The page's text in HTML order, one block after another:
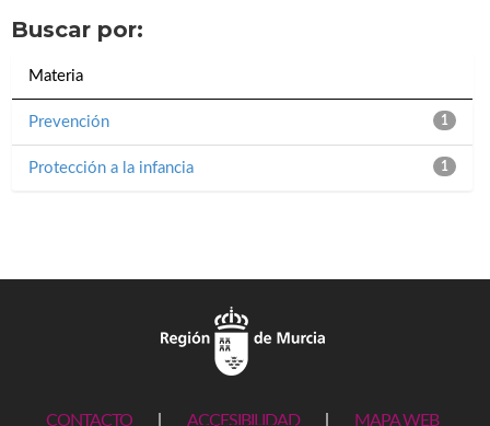
Buscar por:
Materia
1
Prevención
1
Protección a la infancia
CONTACTO ACCESIBILIDAD MAPA WEB